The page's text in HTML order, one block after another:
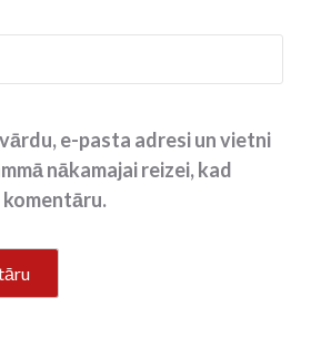
e-pasta adresi un vietni
nākamajai reizei, kad